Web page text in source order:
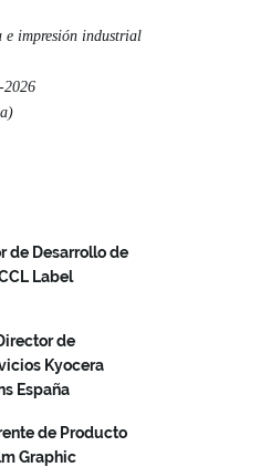
impresión industrial
2026
de Desarrollo de
Label
de
Kyocera
España
de Producto
Graphic